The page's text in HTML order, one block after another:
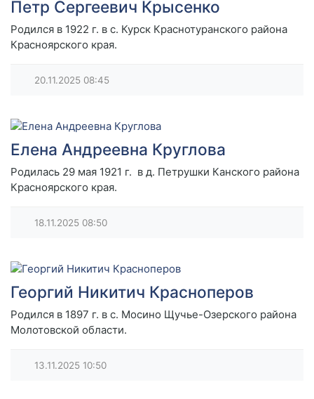
Петр Сергеевич Крысенко
Родился в 1922 г. в с. Курск Краснотуранского района
Красноярского края.
20.11.2025 08:45
Елена Андреевна Круглова
Родилась 29 мая 1921 г. в д. Петрушки Канского района
Красноярского края.
18.11.2025 08:50
Георгий Никитич Красноперов
Родился в 1897 г. в с. Мосино Щучье-Озерского района
Молотовской области.
13.11.2025 10:50